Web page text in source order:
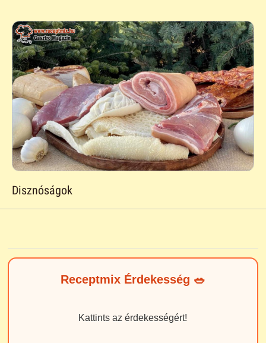
Disznóságok
Receptmix Érdekesség 🥗
Kattints az érdekességért!